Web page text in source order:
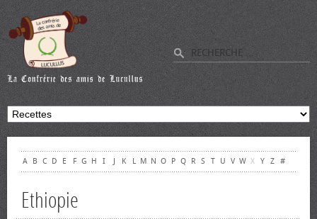
A B C D E F G H I J K L M N O P Q R S T U V W X Y Z #
Ethiopie